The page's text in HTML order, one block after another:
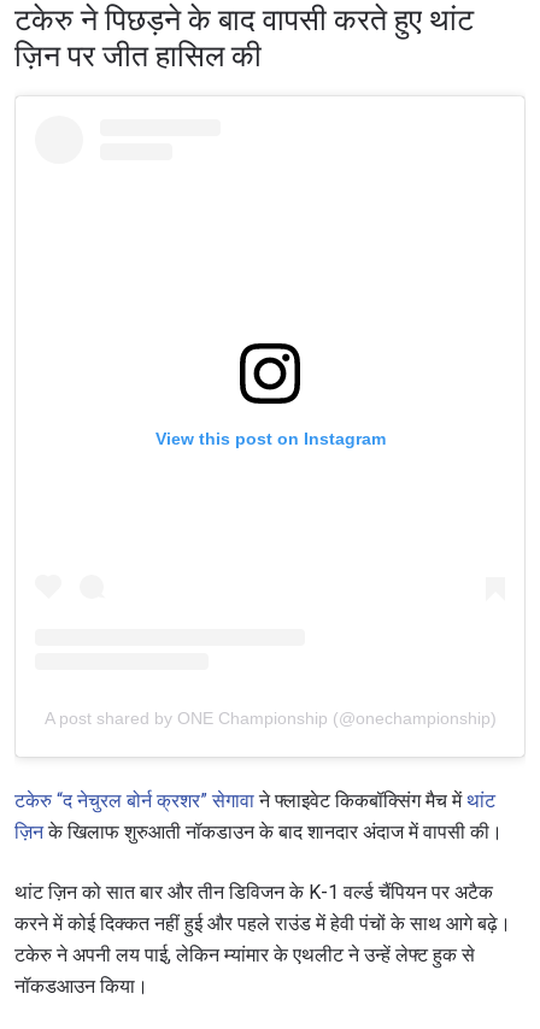
टकेरु ने पिछड़ने के बाद वापसी करते हुए थांट
ज़िन पर जीत हासिल की
View this post on Instagram
A post shared by ONE Championship (@onechampionship)
टकेरु “द नेचुरल बोर्न क्रशर” सेगावाने फ्लाइवेट किकबॉक्सिंग मैच मेंथांट
ज़िनके खिलाफ शुरुआती नॉकडाउन के बाद शानदार अंदाज में वापसी की।
थांट ज़िन को सात बार और तीन डिविजन के K-1 वर्ल्ड चैंपियन पर अटैक
करने में कोई दिक्कत नहीं हुई और पहले राउंड में हेवी पंचों के साथ आगे बढ़े।
टकेरु ने अपनी लय पाई, लेकिन म्यांमार के एथलीट ने उन्हें लेफ्ट हुक से
नॉकडआउन किया।
प्रतिद्वंद्वी
STAY IN THE KNOW
Take ONE Championship wherever you go! Sign up now
and get first access to the best seats to our live
events.
ईमेल